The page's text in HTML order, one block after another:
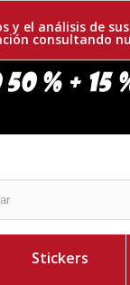
el análisis de
consultando
Stickers